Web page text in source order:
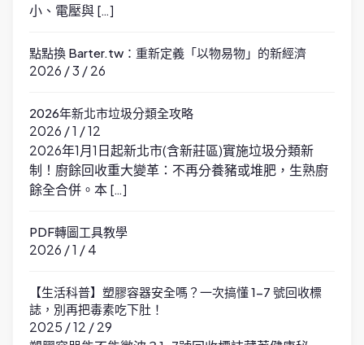
小、電壓與 […]
點點換 Barter.tw：重新定義「以物易物」的新經濟
2026 / 3 / 26
2026年新北市垃圾分類全攻略
2026 / 1 / 12
2026年1月1日起新北市(含新莊區)實施垃圾分類新
制！廚餘回收重大變革：不再分養豬或堆肥，生熟廚
餘全合併。本 […]
PDF轉圖工具教學
2026 / 1 / 4
【生活科普】塑膠容器安全嗎？一次搞懂 1-7 號回收標
誌，別再把毒素吃下肚！
2025 / 12 / 29